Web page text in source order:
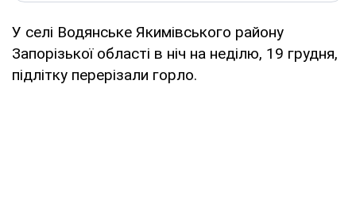
У селі Водянське Якимівського району
Запорізької області в ніч на неділю, 19 грудня,
підлітку перерізали горло.